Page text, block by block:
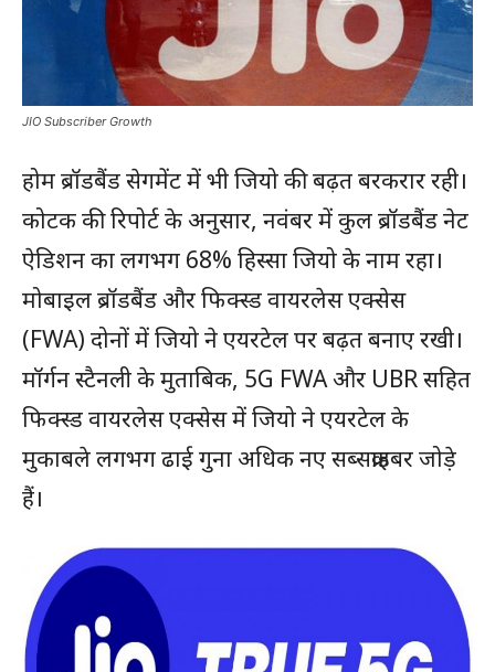
JIO Subscriber Growth
होम ब्रॉडबैंड सेगमेंट में भी जियो की बढ़त बरकरार रही।
कोटक की रिपोर्ट के अनुसार, नवंबर में कुल ब्रॉडबैंड नेट
ऐडिशन का लगभग 68% हिस्सा जियो के नाम रहा।
मोबाइल ब्रॉडबैंड और फिक्स्ड वायरलेस एक्सेस
(FWA) दोनों में जियो ने एयरटेल पर बढ़त बनाए रखी।
मॉर्गन स्टैनली के मुताबिक, 5G FWA और UBR सहित
फिक्स्ड वायरलेस एक्सेस में जियो ने एयरटेल के
मुकाबले लगभग ढाई गुना अधिक नए सब्सक्राइबर जोड़े
हैं।